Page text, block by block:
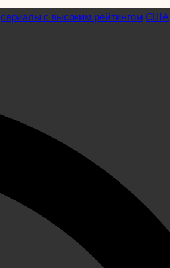
сериалы с высоким рейтингом США